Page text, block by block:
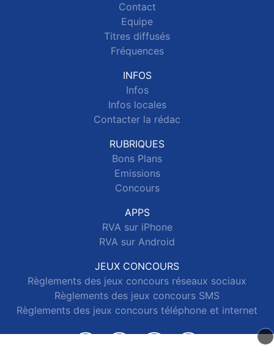
Contact
Equipe
Titres diffusés
Fréquences
INFOS
Infos
Infos locales
Contacter la rédac
RUBRIQUES
Bons Plans
Emissions
Concours
APPS
RVA sur iPhone
RVA sur Android
JEUX CONCOURS
Règlements des jeux concours réseaux sociaux
Règlements des jeux concours SMS
Règlements des jeux concours téléphone et internet